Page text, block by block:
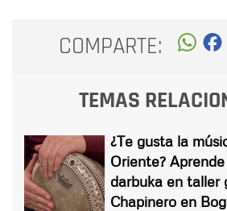
COMPARTE:
TEMAS
¿Te gusta la
Oriente?
darbuka en taller
Chapinero en